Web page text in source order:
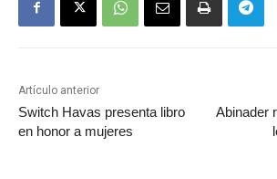
Artículo anterior
Switch Havas presenta libro
en honor a mujeres
Abinader